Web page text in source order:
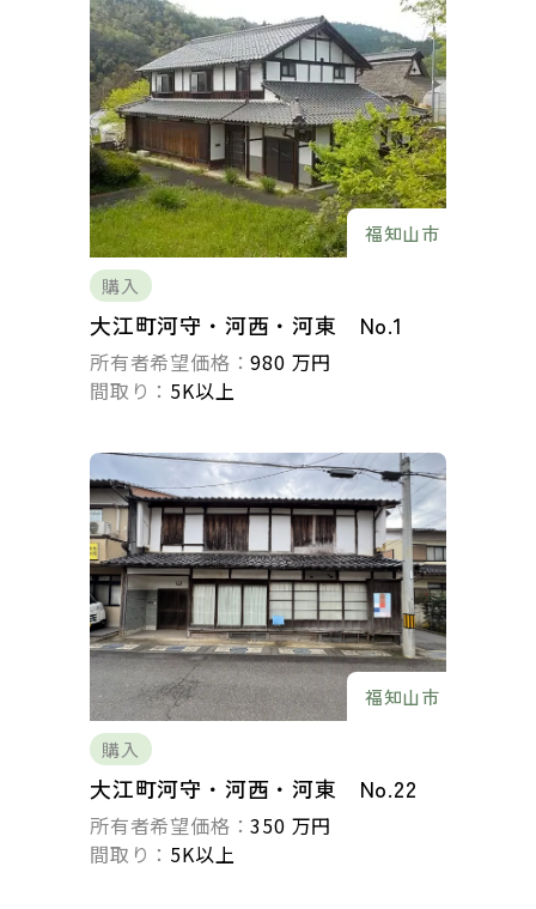
福知山市
購入
大江町河守・河西・河東 No.1
所有者希望価格：980 万円
間取り： 5K以上
福知山市
購入
大江町河守・河西・河東 No.22
所有者希望価格：350 万円
間取り： 5K以上